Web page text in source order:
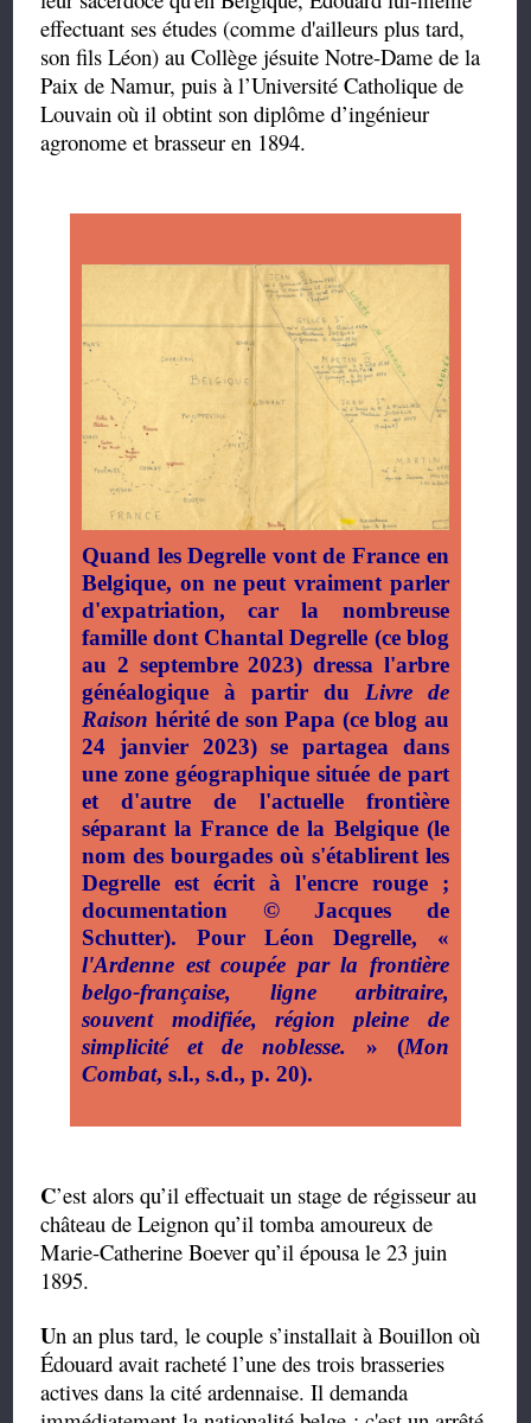
effectuant ses études (comme d'ailleurs plus tard,
son fils Léon) au Collège jésuite Notre-Dame de la
Paix de Namur, puis à l’Université Catholique de
Louvain où il obtint son diplôme d’ingénieur
agronome et brasseur en 1894.
Quand les Degrelle vont de France en
Belgique, on ne peut vraiment parler
d'expatriation, car la nombreuse
famille dont Chantal Degrelle (ce blog
au 2 septembre 2023) dressa l'arbre
généalogique à partir du Livre de
Raison hérité de son Papa (ce blog au
24 janvier 2023) se partagea dans
une zone géographique située de part
et d'autre de l'actuelle frontière
séparant la France de la Belgique (le
nom des bourgades où s'établirent les
Degrelle est écrit à l'encre rouge ;
documentation
©
Jacques de
Schutter). Pour Léon Degrelle, «
l'Ardenne est coupée par la frontière
belgo-française, ligne arbitraire,
souvent modifiée, région pleine de
simplicité et de noblesse. » (Mon
Combat, s.l., s.d., p. 20).
C’est alors qu’il effectuait un stage de régisseur au
château de Leignon qu’il tomba amoureux de
Marie-Catherine Boever qu’il épousa le 23 juin
1895.
Un an plus tard, le couple s’installait à Bouillon où
Édouard avait racheté l’une des trois brasseries
actives dans la cité ardennaise. Il demanda